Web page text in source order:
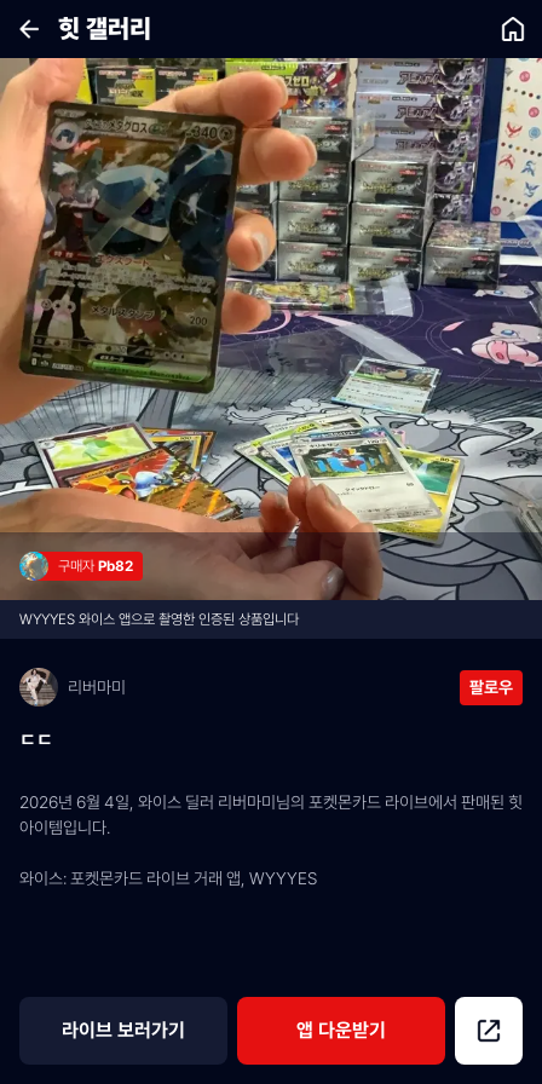
힛 갤러리
구매자 Pb82
WYYYES 와이스 앱으로 촬영한 인증된 상품입니다
리버마미 팔로우
ㄷㄷ
2026년 6월 4일, 와이스 딜러 리버마미님의 포켓몬카드 라이브에서 판매된 힛
아이템입니다.
와이스: 포켓몬카드 라이브 거래 앱, WYYYES
라이브 보러가기 앱 다운받기